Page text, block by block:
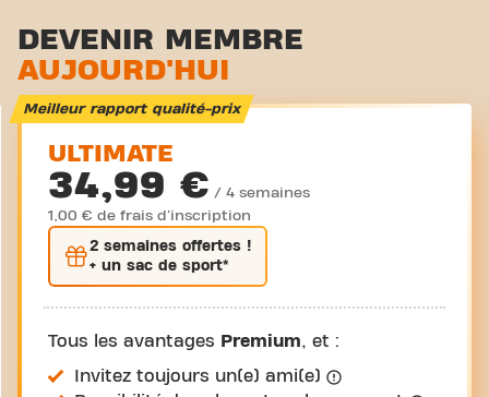
DEVENIR MEMBRE
AUJOURD'HUI
Meilleur rapport qualité-prix
ULTIMATE
34,99 € / 4 semaines
1,00 € de frais d'inscription
2 semaines offertes !
+ un sac de sport*
Tous les avantages Premium, et :
Invitez toujours un(e) ami(e)